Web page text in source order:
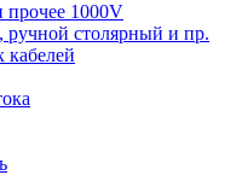
прочее 1000V
ручной столярный и пр.
кабелей